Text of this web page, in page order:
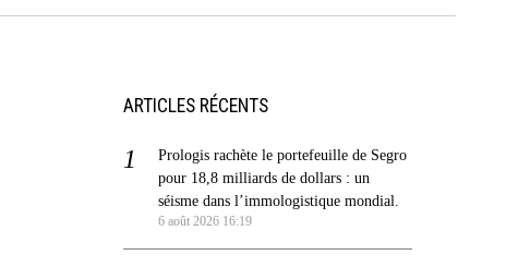
ARTICLES RÉCENTS
Prologis rachète le portefeuille de Segro
pour 18,8 milliards de dollars : un
séisme dans l’immologistique mondial.
6 août 2026 16:19